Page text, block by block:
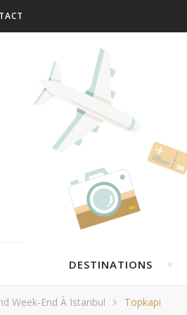
DESTINATIONS
Week-End À Istanbul Topkapi